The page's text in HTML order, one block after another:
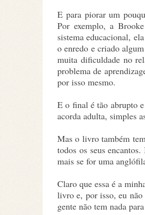
E para piorar um
Por exemplo, a
sistema educacional,
o enredo e criado
muita dificuldade no
problema de
por isso mesmo.
E o final é tão abrupto
acorda adulta, simples
Mas o livro também
todos os seus
mais se for uma
Claro que essa é a
livro e, por isso, eu não
gente não tem nada